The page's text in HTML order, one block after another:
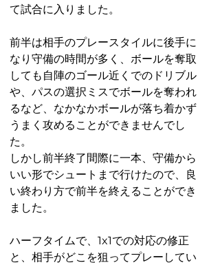
て試合に入りました。
前半は相手のプレースタイルに後手に
なり守備の時間が多く、ボールを奪取
しても自陣のゴール近くでのドリブル
や、パスの選択ミスでボールを奪われ
るなど、なかなかボールが落ち着かず
うまく攻めることができませんでし
た。
しかし前半終了間際に一本、守備から
いい形でシュートまで行けたので、良
い終わり方で前半を終えることができ
ました。
ハーフタイムで、1x1での対応の修正
と、相手がどこを狙ってプレーしてい